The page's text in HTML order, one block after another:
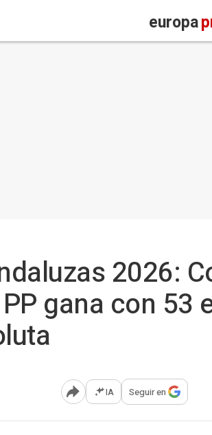
europa
2026:
gana con 53
Abrir opciones para compartir
IA Seguir en